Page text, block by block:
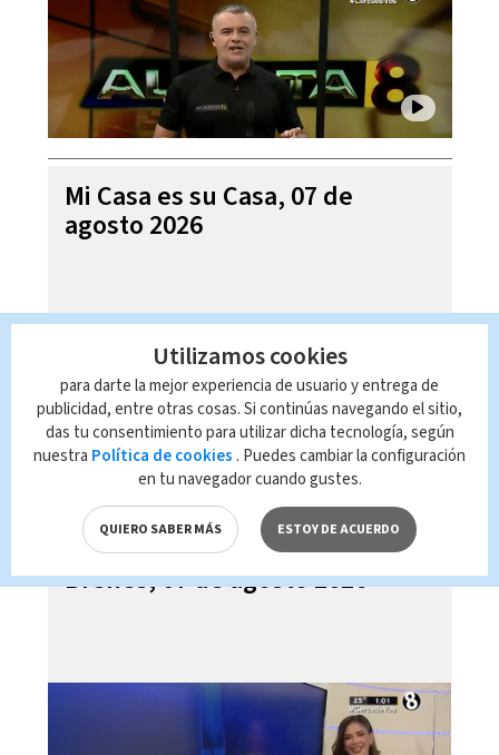
Mi Casa es su Casa, 07 de
agosto 2026
Telediario En Directo con Paula
Brenes, 07 de agosto 2026
Utilizamos cookies
para darte la mejor experiencia de usuario y entrega de
publicidad, entre otras cosas. Si continúas navegando el sitio,
das tu consentimiento para utilizar dicha tecnología, según
nuestra Política de cookies . Puedes cambiar la configuración
en tu navegador cuando gustes.
QUIERO SABER MÁS ESTOY DE ACUERDO